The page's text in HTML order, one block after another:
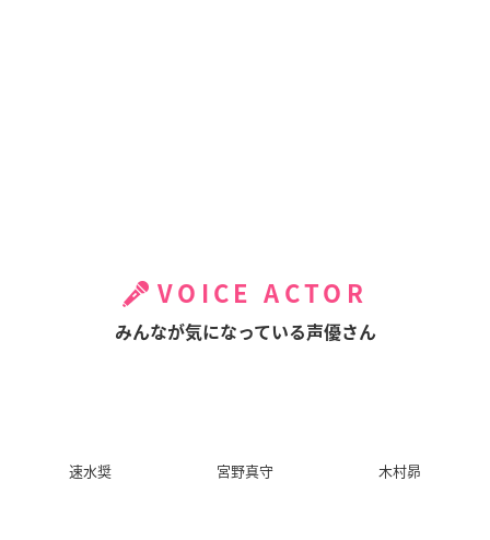
VOICE ACTOR
みんなが気になっている声優さん
速水奨 宮野真守 木村昴